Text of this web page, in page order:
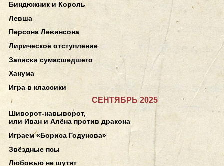
Биндюжник и Король
Левша
Персона Левинсона
Лирическое отступление
Записки сумасшедшего
Ханума
Игра в классики
СЕНТЯБРЬ 2025
Шиворот-навыворот,
или Иван и Алёна против дракона
Играем «Бориса Годунова»
Звёздные псы
Любовью не шутят